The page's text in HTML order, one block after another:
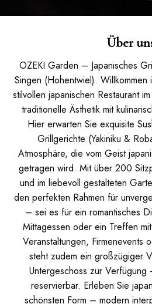
Über
OZEKI Garden – Japanisches
Singen (Hohentwiel).
stilvollen japanischen Restaurant
traditionelle Ästhetik mit
Hier erwarten Sie exquisite
Grillgerichte (Yakiniku &
Atmosphäre, die vom Geist
getragen wird. Mit über 200
und im liebevoll gestalteten
den perfekten Rahmen für
– sei es für ein romantisches
Mittagessen oder ein Treffen
Veranstaltungen, Firmenevents
steht zudem ein großzügiger
Untergeschoss zur
reservierbar. Erleben Sie
schönsten Form – modern